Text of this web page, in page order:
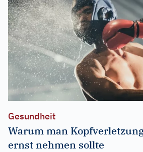
Gesundheit
Warum man
ernst nehmen sollte